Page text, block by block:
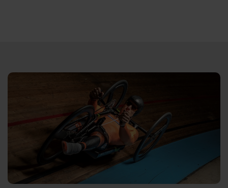
Direct door naar content